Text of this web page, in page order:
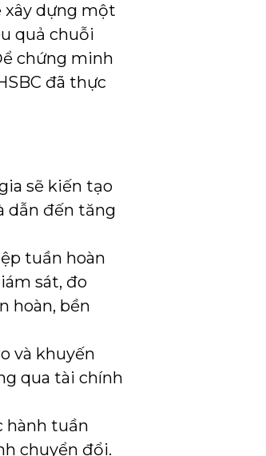
xây dựng một
quả chuỗi
chứng minh
đã thực
sẽ kiến tạo
dẫn đến tăng
tuần hoàn
sát, đo
hoàn, bền
và khuyến
qua tài chính
hành tuần
chuyển đổi.